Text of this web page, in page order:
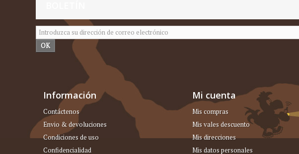
OK
Información
Contáctenos
Envio & devoluciones
Condiciones de uso
Confidencialidad
Mi cuenta
Mis compras
Mis vales descuento
Mis direcciones
Mis datos personales